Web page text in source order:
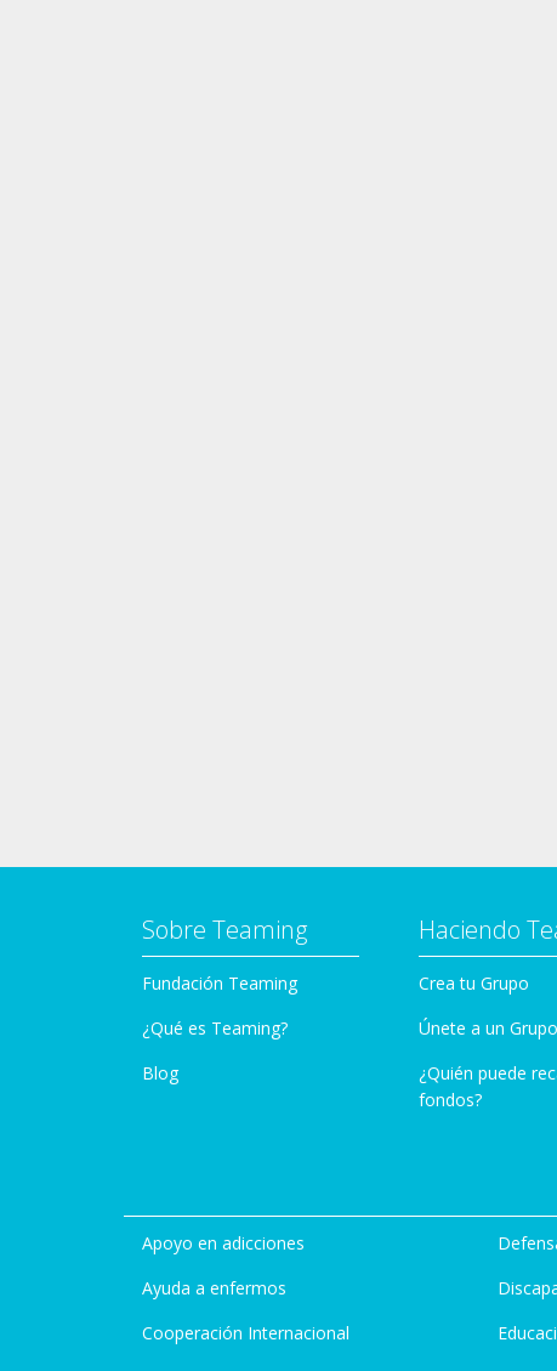
Sobre Teaming
Fundación Teaming
¿Qué es Teaming?
Blog
Haciendo
Crea tu Grupo
Únete a un Grupo
¿Quién puede
fondos?
Apoyo en adicciones
Ayuda a enfermos
Cooperación Internacional